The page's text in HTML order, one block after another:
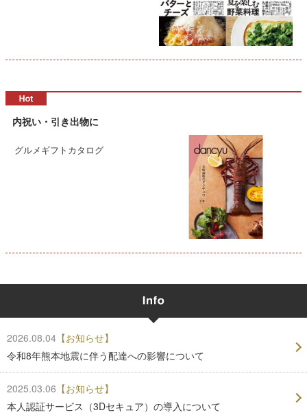
内祝い・引き出物に
グルメギフトカタログ
2026.08.04 【お知らせ】
令和8年熊本地震に伴う配達への影響について
2025.03.06 【お知らせ】
本人認証サービス（3Dセキュア）の導入について